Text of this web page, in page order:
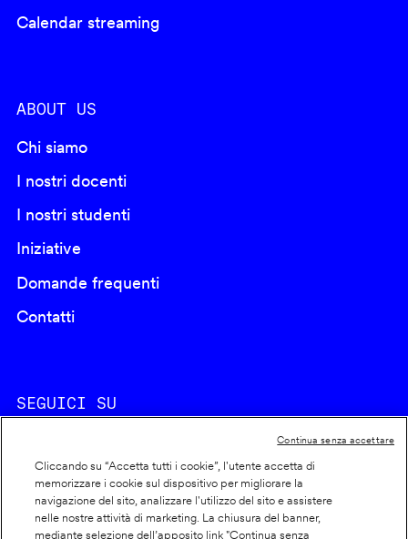
Calendar streaming
ABOUT US
Chi siamo
I nostri docenti
I nostri studenti
Iniziative
Domande frequenti
Contatti
SEGUICI SU
Cookie policy
Cliccando su “Accetta tutti i cookie”, l'utente accetta di
memorizzare i cookie sul dispositivo per migliorare la
navigazione del sito, analizzare l'utilizzo del sito e assistere
nelle nostre attività di marketing. La chiusura del banner,
mediante selezione dell’apposito link "Continua senza
Continua senza accettare